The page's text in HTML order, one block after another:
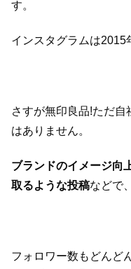
す。
インスタグラムは2015
さすが無印良品!ただ
はありません。
ブランドのイメージ向
取るような投稿などで
フォロワー数もどんど